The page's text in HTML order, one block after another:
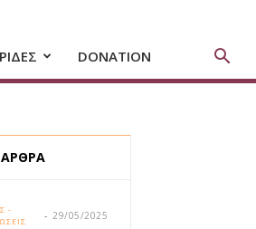
DONATION
-
29/05/2025